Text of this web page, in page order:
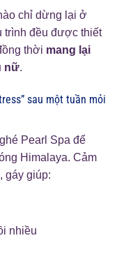
chỉ dừng lại ở
trình đều được thiết
thời mang lại
nữ.
sau một tuần mỏi
Pearl Spa để
Himalaya. Cảm
gáy giúp:
nhiều